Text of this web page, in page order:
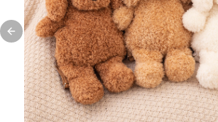
Previous slide